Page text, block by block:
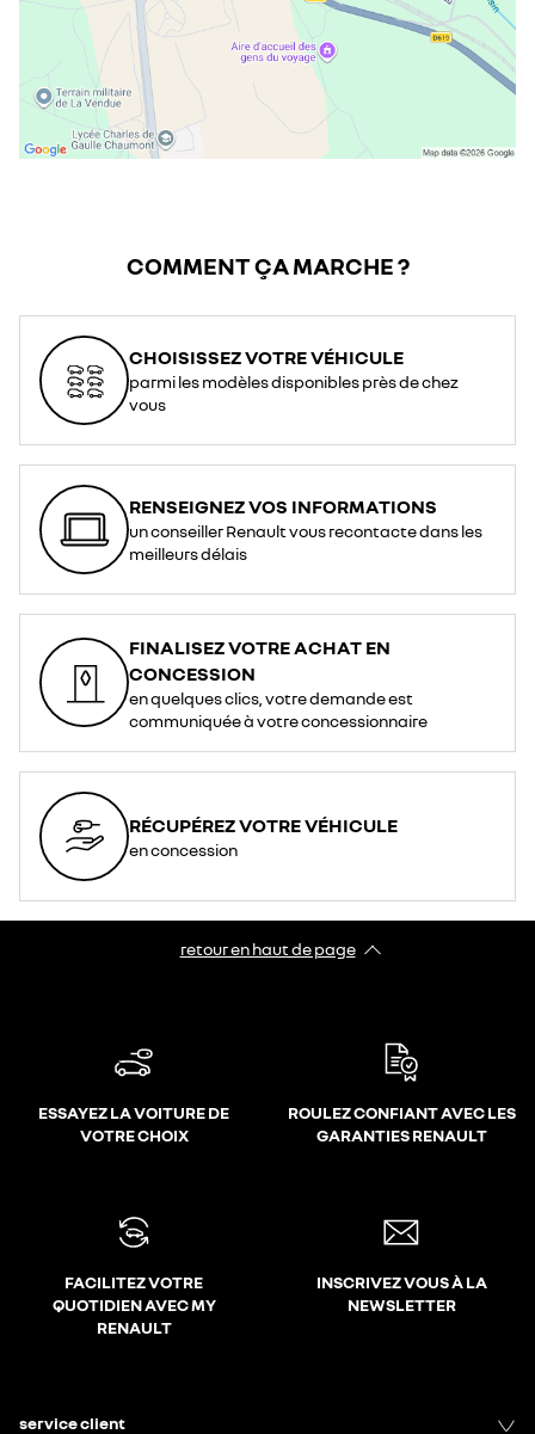
COMMENT ÇA MARCHE ?
CHOISISSEZ VOTRE VÉHICULE
parmi les modèles disponibles près de chez
vous
RENSEIGNEZ VOS INFORMATIONS
un conseiller Renault vous recontacte dans les
meilleurs délais
FINALISEZ VOTRE ACHAT EN
CONCESSION
en quelques clics, votre demande est
communiquée à votre concessionnaire
RÉCUPÉREZ VOTRE VÉHICULE
en concession
retour en haut de page​
ESSAYEZ LA VOITURE DE
VOTRE CHOIX
ROULEZ CONFIANT AVEC LES
GARANTIES RENAULT
FACILITEZ VOTRE
QUOTIDIEN AVEC MY
RENAULT
INSCRIVEZ VOUS À LA
NEWSLETTER
service client